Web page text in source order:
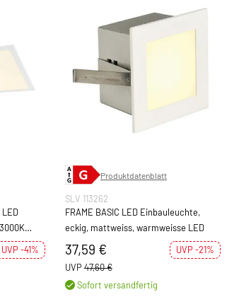
UVP -41%
Produktdatenblatt
SLV 113262
FRAME BASIC LED Einbauleuchte,
eckig, mattweiss, warmweisse LED
37,59 €
UVP -21%
UVP 47,60 €
Sofort versandfertig